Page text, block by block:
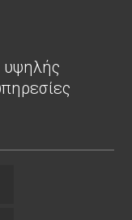
υψηλής